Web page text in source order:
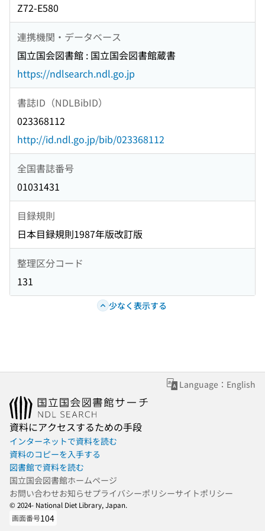
Z72-E580
連携機関・データベース
国立国会図書館 : 国立国会図書館蔵書
https://ndlsearch.ndl.go.jp
書誌ID（NDLBibID）
023368112
http://id.ndl.go.jp/bib/023368112
全国書誌番号
01031431
目録規則
日本目録規則1987年版改訂版
整理区分コード
131
少なく表示する
Language：English
資料にアクセスするための手段
インターネットで資料を読む
資料のコピーを入手する
図書館で資料を読む
国立国会図書館ホームページ
お問い合わせお知らせプライバシーポリシーサイトポリシー
© 2024- National Diet Library, Japan.
画面番号104